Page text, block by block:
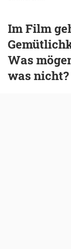
Im Film
Was
was nicht?